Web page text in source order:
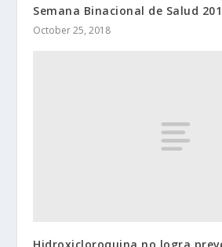
Semana Binacional de Salud
October 25, 2018